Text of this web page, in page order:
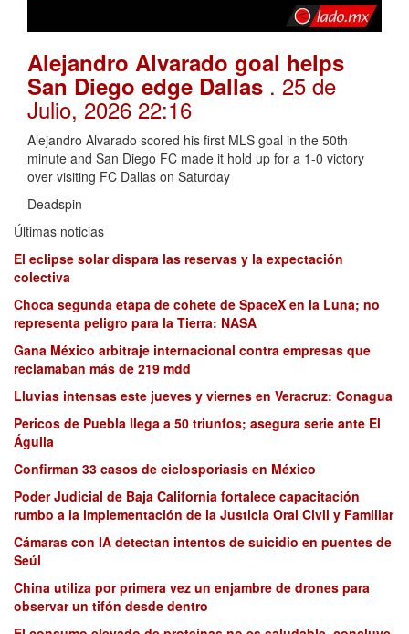
Alejandro Alvarado goal helps
San Diego edge Dallas . 25 de
Julio, 2026 22:16
Alejandro Alvarado scored his first MLS goal in the 50th
minute and San Diego FC made it hold up for a 1-0 victory
over visiting FC Dallas on Saturday
Deadspin
Últimas noticias
El eclipse solar dispara las reservas y la expectación
colectiva
Choca segunda etapa de cohete de SpaceX en la Luna; no
representa peligro para la Tierra: NASA
Gana México arbitraje internacional contra empresas que
reclamaban más de 219 mdd
Lluvias intensas este jueves y viernes en Veracruz: Conagua
Pericos de Puebla llega a 50 triunfos; asegura serie ante El
Águila
Confirman 33 casos de ciclosporiasis en México
Poder Judicial de Baja California fortalece capacitación
rumbo a la implementación de la Justicia Oral Civil y Familiar
Cámaras con IA detectan intentos de suicidio en puentes de
Seúl
China utiliza por primera vez un enjambre de drones para
observar un tifón desde dentro